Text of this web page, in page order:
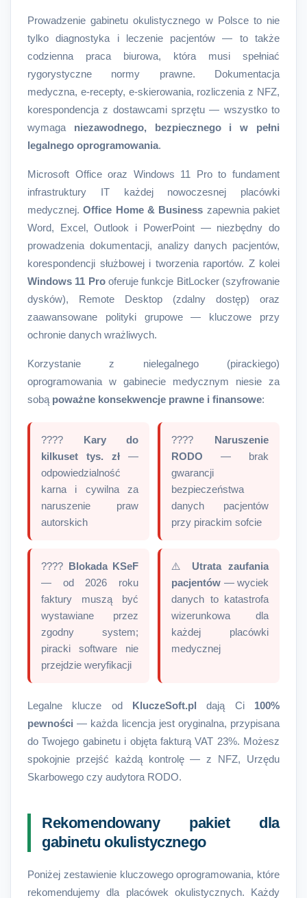
Prowadzenie gabinetu okulistycznego w Polsce to nie
tylko diagnostyka i leczenie pacjentów — to także
codzienna praca biurowa, która musi spełniać
rygorystyczne normy prawne. Dokumentacja
medyczna, e-recepty, e-skierowania, rozliczenia z NFZ,
korespondencja z dostawcami sprzętu — wszystko to
wymaga niezawodnego, bezpiecznego i w pełni
legalnego oprogramowania.
Microsoft Office oraz Windows 11 Pro to fundament
infrastruktury IT każdej nowoczesnej placówki
medycznej.Office Home & Business zapewnia pakiet
Word, Excel, Outlook i PowerPoint — niezbędny do
prowadzenia dokumentacji, analizy danych pacjentów,
korespondencji służbowej i tworzenia raportów. Z kolei
Windows 11 Prooferuje funkcje BitLocker (szyfrowanie
dysków), Remote Desktop (zdalny dostęp) oraz
zaawansowane polityki grupowe — kluczowe przy
ochronie danych wrażliwych.
Korzystanie z nielegalnego (pirackiego)
oprogramowania w gabinecie medycznym niesie za
sobą poważne konsekwencje prawne i finansowe:
???? Kary do
kilkuset tys. zł —
odpowiedzialność
karna i cywilna za
naruszenie praw
autorskich
???? Naruszenie
RODO — brak
gwarancji
bezpieczeństwa
danych pacjentów
przy pirackim sofcie
???? Blokada KSeF
— od 2026 roku
faktury muszą być
wystawiane przez
zgodny system;
piracki software nie
przejdzie weryfikacji
⚠️ Utrata zaufania
pacjentów — wyciek
danych to katastrofa
wizerunkowa dla
każdej placówki
medycznej
Legalne klucze od KluczeSoft.pl dają Ci 100%
pewności — każda licencja jest oryginalna, przypisana
do Twojego gabinetu i objęta fakturą VAT 23%. Możesz
spokojnie przejść każdą kontrolę — z NFZ, Urzędu
Skarbowego czy audytora RODO.
Rekomendowany pakiet dla
gabinetu okulistycznego
Poniżej zestawienie kluczowego oprogramowania, które
rekomendujemy dla placówek okulistycznych. Każdy